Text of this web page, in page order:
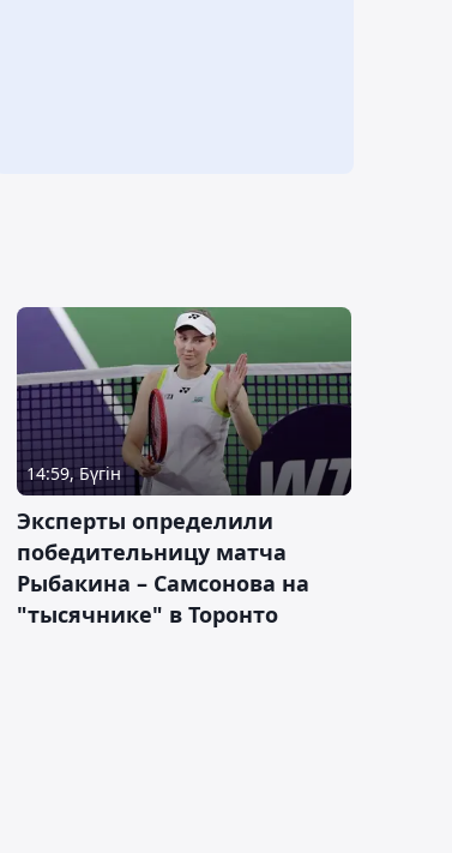
14:59, Бүгін
Эксперты определили
победительницу матча
Рыбакина – Самсонова на
"тысячнике" в Торонто